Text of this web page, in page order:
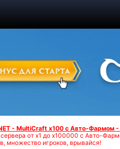
- MultiCraft x100 с Авто-Фармом
сервера от х1 до х100000 с Авто-
множество игроков, врывайся!